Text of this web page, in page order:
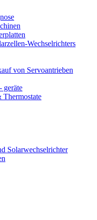
Wechselrichters
von Servoantrieben
geräte
Thermostate
Solarwechselrichter